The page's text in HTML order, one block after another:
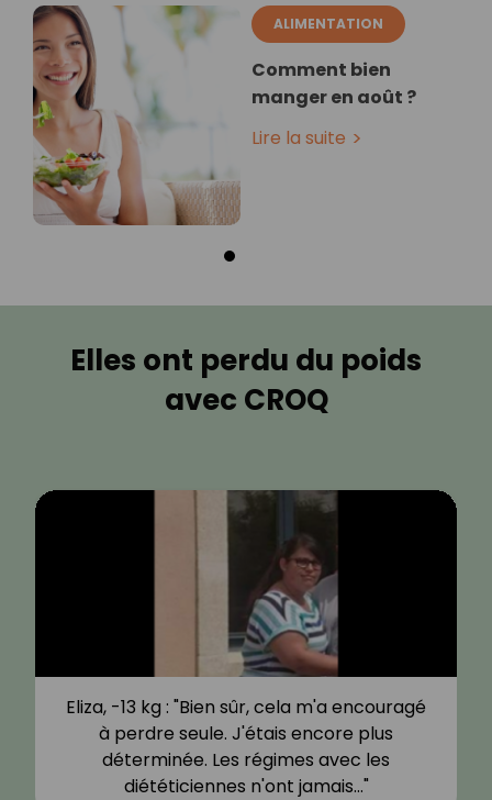
ALIMENTATION
Comment bien
manger en août ?
Lire la suite
Elles ont perdu du poids
avec CROQ
Eliza, -13 kg : "Bien sûr, cela m'a encouragé
à perdre seule. J'étais encore plus
déterminée. Les régimes avec les
diététiciennes n'ont jamais…"